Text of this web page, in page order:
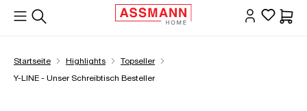
springen
Startseite Highlights
Topseller
Y-LINE - Unser Schreibtisch Besteller